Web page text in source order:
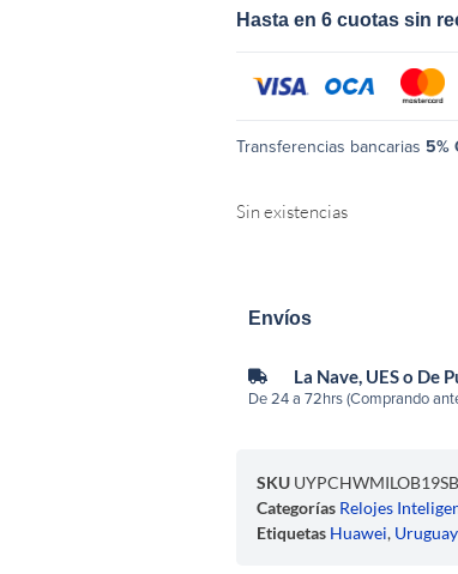
Hasta en 6 cuotas sin
Transferencias bancarias 5%
Sin existencias
Envíos
La Nave, UES o De
De 24 a 72hrs (Comprando
SKU
Categorías Relojes
Etiquetas Huawei, Uruguay